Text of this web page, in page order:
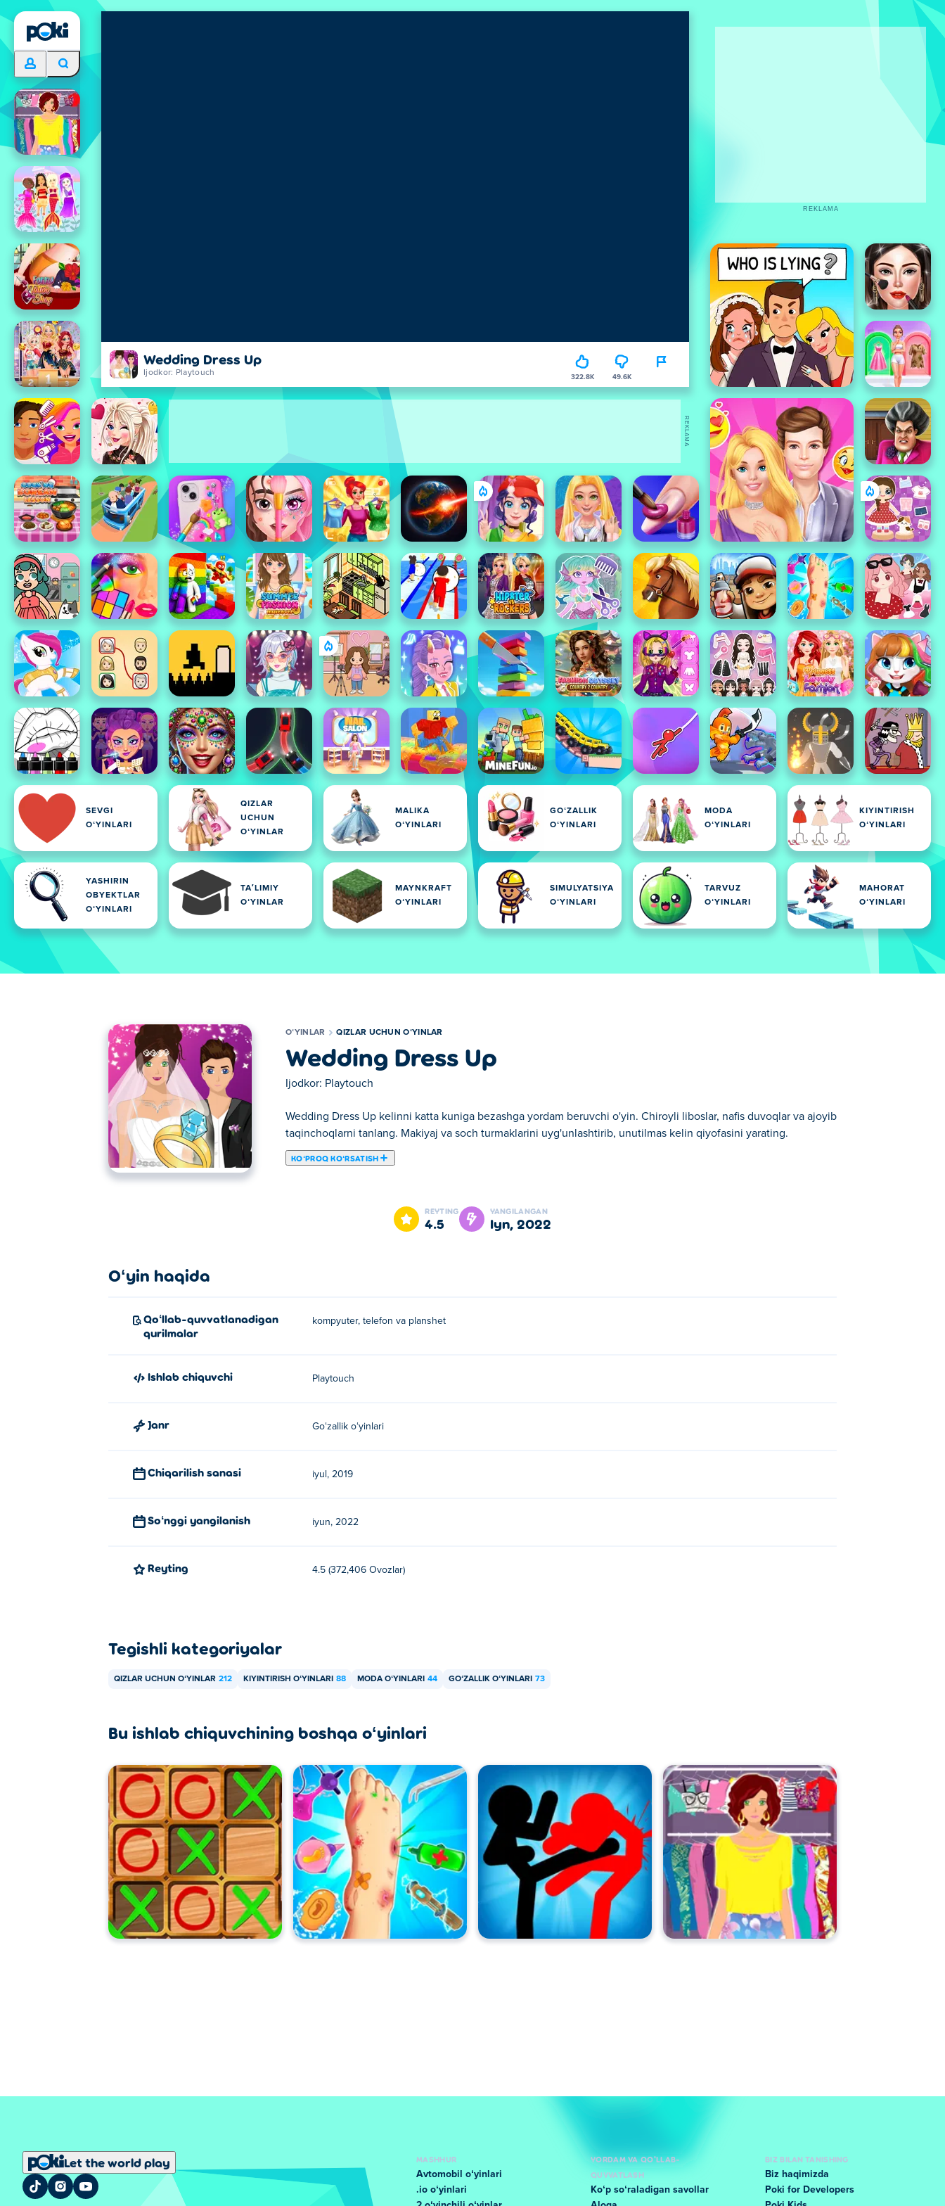
Wedding Dress Up
Ijodkor: Playtouch 322.8K 49.6K
SEVGI
OʻYINLARI
QIZLAR
UCHUN
OʻYINLAR
MALIKA
OʻYINLARI
GOʻZALLIK
OʻYINLARI
MODA
OʻYINLARI
KIYINTIRISH
OʻYINLARI
YASHIRIN
OBYEKTLAR
OʻYINLARI
TAʼLIMIY
OʻYINLAR
MAYNKRAFT
OʻYINLARI
SIMULYATSIYA
OʻYINLARI
TARVUZ
OʻYINLARI
MAHORAT
OʻYINLARI
REKLAMA
REKLAMA
OʻYINLAR QIZLAR UCHUN OʻYINLAR
Wedding Dress Up
Ijodkor: Playtouch
Wedding Dress Up kelinni katta kuniga bezashga yordam beruvchi o'yin. Chiroyli liboslar, nafis duvoqlar va ajoyib
taqinchoqlarni tanlang. Makiyaj va soch turmaklarini uyg'unlashtirib, unutilmas kelin qiyofasini yarating.
KOʻPROQ KOʻRSATISH
Bu yerda siz Wedding Dress Up o'ynashingiz mumkin. Wedding Dress Up bizning tanlangan Qizlar uchun oʻyinlar larimizdan biridir.
REYTING
4.5
YANGILANGAN
iyn, 2022
Oʻyin haqida
Qoʻllab-quvvatlanadigan
qurilmalar
kompyuter, telefon va planshet
Ishlab chiquvchi Playtouch
Janr Goʻzallik oʻyinlari
Chiqarilish sanasi iyul, 2019
Soʻnggi yangilanish iyun, 2022
Reyting 4.5 (372,406 Ovozlar)
Tegishli kategoriyalar
QIZLAR UCHUN OʻYINLAR 212 KIYINTIRISH OʻYINLARI 88 MODA OʻYINLARI 44 GOʻZALLIK OʻYINLARI 73
Bu ishlab chiquvchining boshqa oʻyinlari
Let the world play
MASHHUR
Avtomobil oʻyinlari
.io oʻyinlari
YORDAM VA QO'LLAB-
QUVVATLASH
Koʻp soʻraladigan savollar
BIZ BILAN TANISHING
Biz haqimizda
Poki for Developers